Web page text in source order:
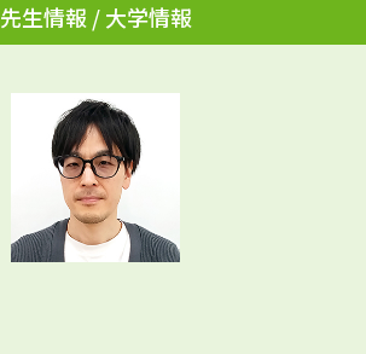
大学進学IDについて
個人情報取扱規定
テレメール進学カタログ
訂正のご案内
先生情報 / 大学情報